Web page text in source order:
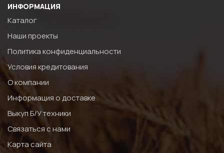
ИНФОРМАЦИЯ
Каталог
Наши проекты
Политика конфиденциальности
Условия кредитования
О компании
Информация о доставке
Выкуп Б/У техники
Связаться с нами
Карта сайта